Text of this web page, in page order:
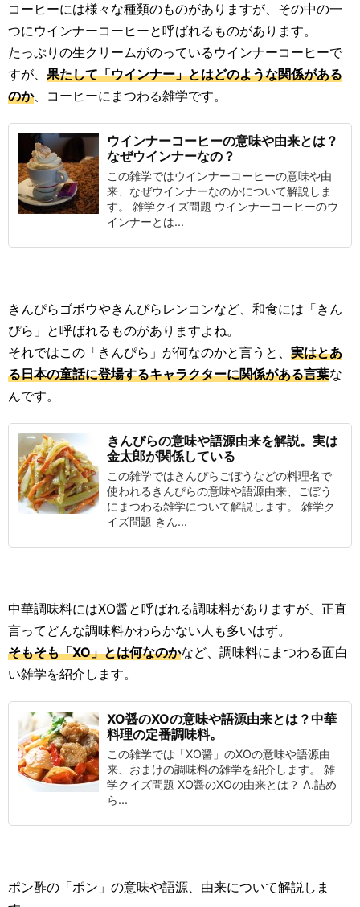
コーヒーには様々な種類のものがありますが、その中の一
つにウインナーコーヒーと呼ばれるものがあります。
たっぷりの生クリームがのっているウインナーコーヒーで
すが、 果たして「ウインナー」とはどのような関係がある
のか、コーヒーにまつわる雑学です。
ウインナーコーヒーの意味や由来とは？
なぜウインナーなの？
この雑学ではウインナーコーヒーの意味や由
来、なぜウインナーなのかについて解説しま
す。 雑学クイズ問題 ウインナーコーヒーのウ
インナーとは...
きんぴらゴボウやきんぴらレンコンなど、和食には「きん
ぴら」と呼ばれるものがありますよね。
それではこの「きんぴら」が何なのかと言うと、 実はとあ
る日本の童話に登場するキャラクターに関係がある言葉な
んです。
きんぴらの意味や語源由来を解説。実は
金太郎が関係している
この雑学ではきんぴらごぼうなどの料理名で
使われるきんぴらの意味や語源由来、ごぼう
にまつわる雑学について解説します。 雑学ク
イズ問題 きん...
中華調味料にはXO醤と呼ばれる調味料がありますが、正直
言ってどんな調味料かわらかない人も多いはず。
そもそも「XO」とは何なのかなど、調味料にまつわる面白
い雑学を紹介します。
XO醤のXOの意味や語源由来とは？中華
料理の定番調味料。
この雑学では「XO醤」のXOの意味や語源由
来、おまけの調味料の雑学を紹介します。 雑
学クイズ問題 XO醤のXOの由来とは？ A.詰め
ら...
ポン酢の「ポン」の意味や語源、由来について解説しま